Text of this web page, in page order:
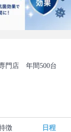
門店 年間500台
徴 日程